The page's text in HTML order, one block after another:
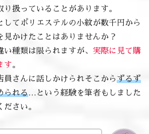
扱っていることがあります。
してポリエステルの小紋が数千円から
見かけたことはありませんか？
種類は限られますが、 実際に見て購
す。
員さんに話しかけられそこからずるず
られる…という経験を筆者もしました
さい。